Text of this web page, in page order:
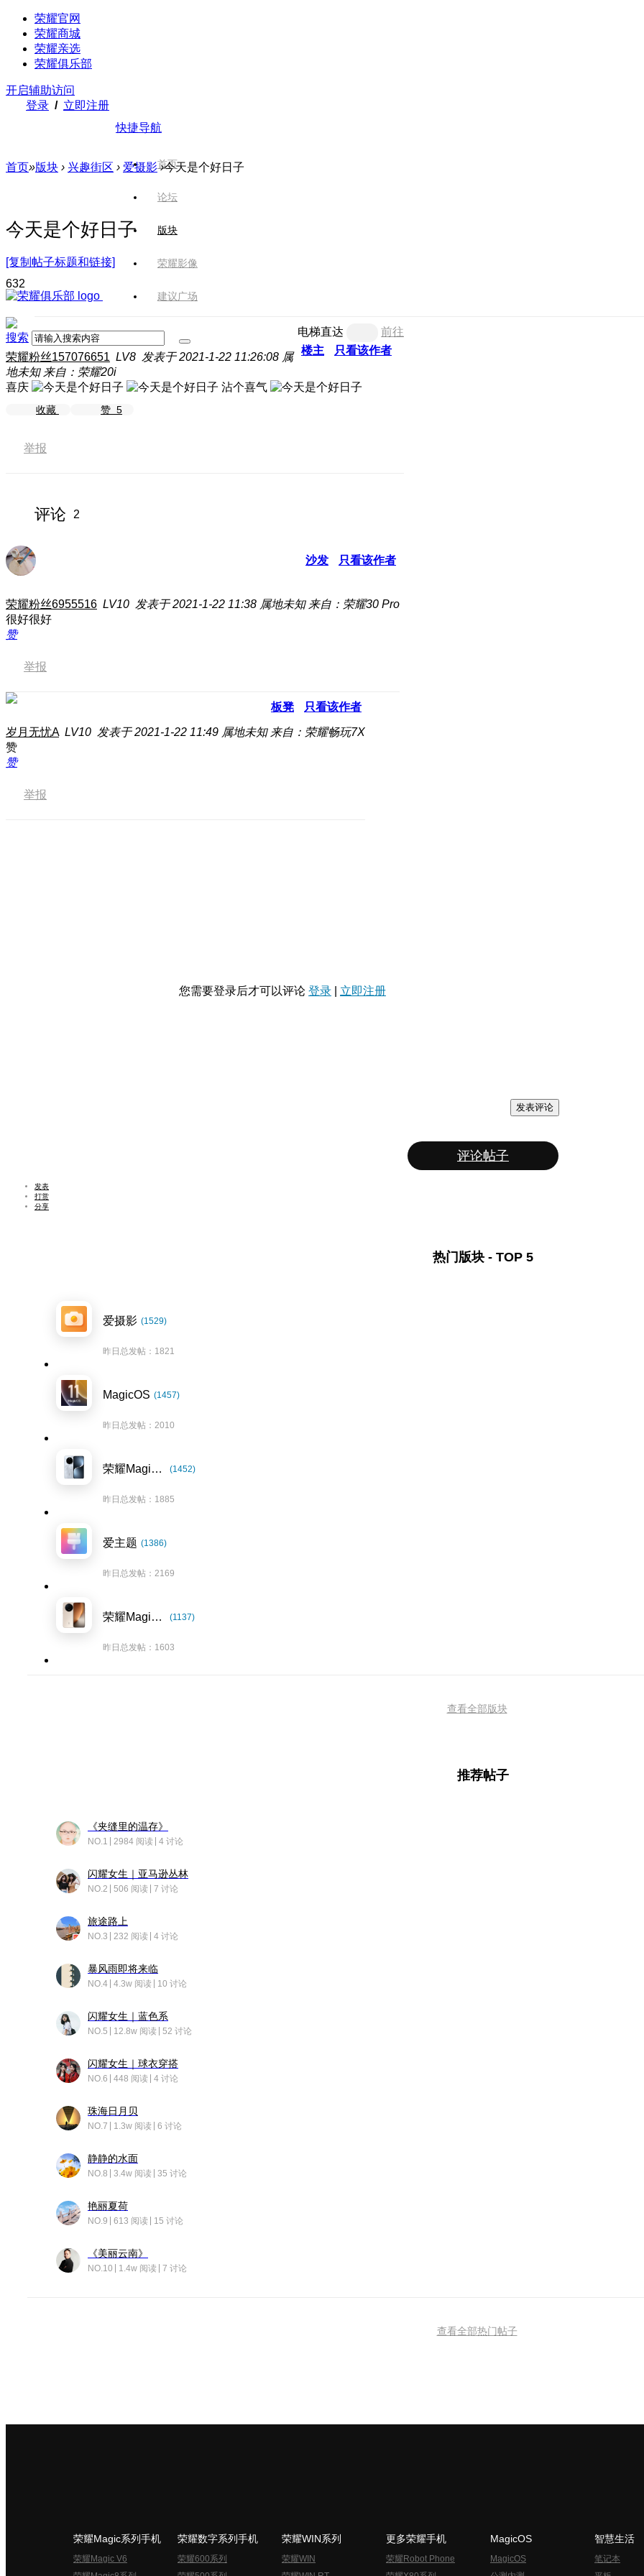
荣耀官网
荣耀商城
荣耀亲选
荣耀俱乐部
开启辅助访问
登录 / 立即注册
快捷导航
首页
论坛
版块
荣耀影像
建议广场
搜索
首页»版块 › 兴趣街区 › 爱摄影 ›今天是个好日子
今天是个好日子
[复制帖子标题和链接]
632
电梯直达
前往
楼主
只看该作者
荣耀粉丝157076651 LV8 发表于 2021-1-22 11:26:08 属
地未知 来自：荣耀20i
喜庆
沾个喜气
收藏 赞 5
举报
评论 2
沙发 只看该作者
荣耀粉丝6955516 LV10 发表于 2021-1-22 11:38 属地未知 来自：荣耀30 Pro
很好很好
赞
举报
板凳 只看该作者
岁月无忧A LV10 发表于 2021-1-22 11:49 属地未知 来自：荣耀畅玩7X
赞
赞
举报
您需要登录后才可以评论 登录 立即注册
发表评论
评论帖子
发表
打赏
分享
热门版块 - TOP 5
爱摄影 (1529)
昨日总发帖：1821
MagicOS (1457)
昨日总发帖：2010
荣耀Magic7系列 (1452)
昨日总发帖：1885
爱主题 (1386)
昨日总发帖：2169
荣耀Magic8系列 (1137)
昨日总发帖：1603
查看全部版块
推荐帖子
《夹缝里的温存》
NO.1 2984 阅读 4 讨论
闪耀女生｜亚马逊丛林
NO.2 506 阅读 7 讨论
旅途路上
NO.3 232 阅读 4 讨论
暴风雨即将来临
NO.4 4.3w 阅读 10 讨论
闪耀女生｜蓝色系
NO.5 12.8w 阅读 52 讨论
闪耀女生｜球衣穿搭
NO.6 448 阅读 4 讨论
珠海日月贝
NO.7 1.3w 阅读 6 讨论
静静的水面
NO.8 3.4w 阅读 35 讨论
艳丽夏荷
NO.9 613 阅读 15 讨论
《美丽云南》
NO.10 1.4w 阅读 7 讨论
查看全部热门帖子
荣耀Magic系列手机
荣耀Magic V6
荣耀数字系列手机
荣耀600系列
荣耀WIN系列
荣耀WIN
更多荣耀手机
荣耀Robot Phone
MagicOS
MagicOS
智慧生活
笔记本